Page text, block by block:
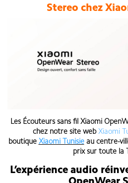
Stereo chez
Les Écouteurs sans fil Xiaomi
chez notre site web Xiaomi
boutique Xiaomi Tunisieau centre-
prix sur toute la
L’expérience audio